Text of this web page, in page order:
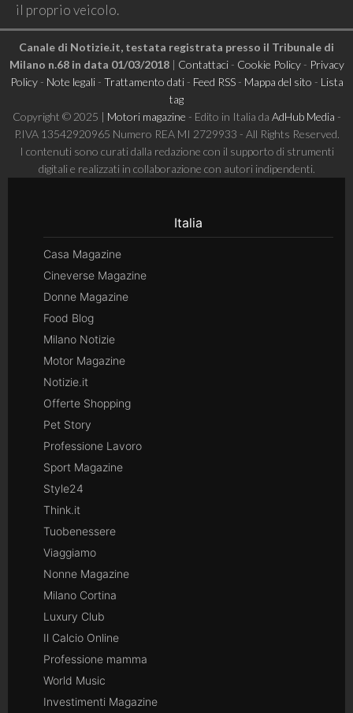
il proprio veicolo.
Canale di Notizie.it, testata registrata presso il Tribunale di
Milano n.68 in data 01/03/2018| Contattaci- Cookie Policy- Privacy
Policy- Note legali- Trattamento dati- Feed RSS- Mappa del sito - Lista
tag
Copyright © 2025 | Motori magazine - Edito in Italia da AdHub Media -
P.IVA 13542920965 Numero REA MI 2729933 - All Rights Reserved.
I contenuti sono curati dalla redazione con il supporto di strumenti
digitali e realizzati in collaborazione con autori indipendenti.
Italia
Casa Magazine
Cineverse Magazine
Donne Magazine
Food Blog
Milano Notizie
Motor Magazine
Notizie.it
Offerte Shopping
Pet Story
Professione Lavoro
Sport Magazine
Style24
Think.it
Tuobenessere
Viaggiamo
Nonne Magazine
Milano Cortina
Luxury Club
Il Calcio Online
Professione mamma
World Music
Investimenti Magazine